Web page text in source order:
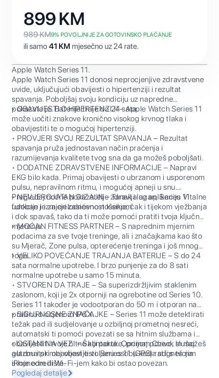
899KM
989KM9% POVOLJNIJE ZA GOTOVINSKO PLAĆANJE
ili samo 41 KM mjesečno uz 24 rate.
Apple Watch Series 11.
Apple Watch Series 11 donosi neprocjenjive zdravstvene
uvide, uključujući obavijesti o hipertenziji i rezultat
spavanja. Poboljšaj svoju kondiciju uz napredne
pokazatelje. Baterija traje do 24 sata.
• OBAVIJESTI O HIPERTENZIJI – Apple Watch Series 11
može uočiti znakove kronično visokog krvnog tlaka i
obavijestiti te o mogućoj hipertenziji.
• PROVJERI SVOJ REZULTAT SPAVANJA – Rezultat
spavanja pruža jednostavan način praćenja i
razumijevanja kvalitete tvog sna da ga možeš poboljšati.
• DODATNE ZDRAVSTVENE INFORMACIJE – Napravi
EKG bilo kada. Primaj obavijesti o ubrzanom i usporenom
pulsu, nepravilnom ritmu, i mogućoj apneji u snu.
Pregledaj noćne pokazatelje zdravlja uz aplikaciju Vitalne
funkcije i izmjeri zasićenost kisikom.
• NEVJEROJATAN DIZAJN – Tanak i lagan, Series 11
udoban je za cjelodnevno nošenje, čak i tijekom vježbanja
i dok spavaš, tako da ti može pomoći pratiti tvoja ključna
mjerenja.
• MOĆAN FITNESS PARTNER – S naprednim mjernim
podacima za sve tvoje treninge, ali i značajkama kao što
su Mjerač, Zone pulsa, opterećenje treninga i još mnogo
toga.
• VELIKO POVEĆANJE TRAJANJA BATERIJE – S do 24
sata normalne upotrebe. I brzo punjenje za do 8 sati
normalne upotrebe u samo 15 minuta.
• STVOREN DA TRAJE – Sa superizdržljivim staklenim
zaslonom, koji je 2x otporniji na ogrebotine od Series 10.
Series 11 također je vodootporan do 50 m i otporan na
prašinu s ocjenom IP6X.
• SIGURNOSNE ZNAČAJKE – Series 11 može detektirati
težak pad ili sudjelovanje u ozbiljnoj prometnoj nesreći,
automatski ti pomoći povezati se sa hitnim službama i
obavijestiti tvoje hitne kontakte. Opcijom Check In možeš
automatski obavijestiti voljenu osobu kada stigneš na
svoje odredište.
• OSTANI NA VEZI – Šalji poruke, primaj pozive, slušaj
glazbu i primaj obavijesti. Series 11 (GPS) radi s tvojim
iPhoneom ili Wi-Fi-jem kako bi ostao povezan.
Pogledaj detalje